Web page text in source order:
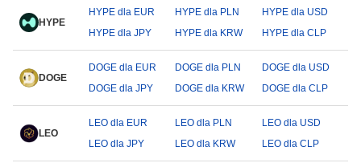
HYPE
HYPE dla EUR HYPE dla PLN
HYPE dla USD
HYPE dla JPY
HYPE dla KRW HYPE dla CLP
DOGE
DOGE dla EUR DOGE dla PLN
DOGE dla USD
DOGE dla JPY
DOGE dla KRW DOGE dla CLP
LEO
LEO dla EUR LEO dla PLN
LEO dla USD
LEO dla JPY
LEO dla KRW LEO dla CLP